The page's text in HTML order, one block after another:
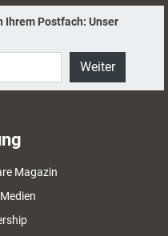
Ihrem Postfach: Unser
Weiter
Magazin